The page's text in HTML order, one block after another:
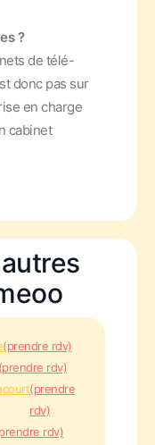
?
de télé-
donc pas sur
en charge
cabinet
(prendre rdv)
(prendre rdv)
(prendre
rdv)
rdv)